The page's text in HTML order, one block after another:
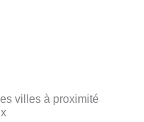
villes à proximité